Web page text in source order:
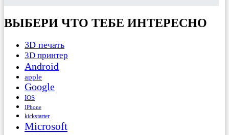
ВЫБЕРИ ЧТО ТЕБЕ ИНТЕРЕСНО
3D печать
3D принтер
Android
apple
Google
IOS
IPhone
kickstarter
Microsoft